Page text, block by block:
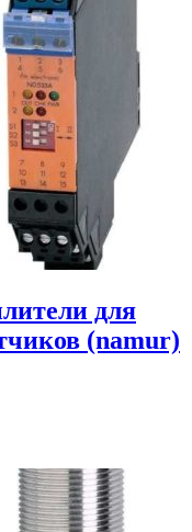
для
(namur)